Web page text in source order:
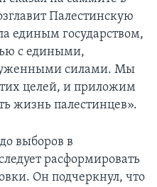
Палестинскую
единым государством,
с едиными,
силами. Мы
целей, и приложим
жизнь палестинцев».
выборов в
расформировать
Он подчеркнул, что